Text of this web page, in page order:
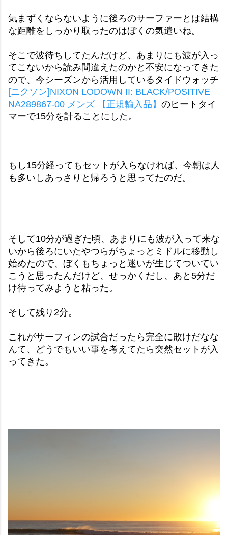
気まずくならないように後ろのサーファーとは結構
な距離をしっかり取ったのはぼくの気遣いね。
そこで波待ちしてたんだけど、あまりにも波が入っ
てこないから読み間違えたのかと不安になってきた
ので、今シーズンから活用しているタイドウォッチ
[ニクソン]NIXON LODOWN II: BLACK/POSITIVE
NA289867-00 メンズ 【正規輸入品】 のヒートタイ
マーで15分を計ることにした。
もし15分経ってもセットが入らなければ、今朝は人
も多いしあっさりと帰ろうと思ってたのだ。
そして10分が過ぎた頃、あまりにも波が入って来な
いから後ろにいたやつらがちょっとミドルに移動し
始めたので、ぼくもちょっと迷いが生じてついてい
こうと思ったんだけど、せっかくだし、あと5分だ
け待ってみようと粘った。
そして残り2分。
これがサーフィンの試合だったら完全に敗けだなな
んて、どうでもいい事を考えてたら突然セットが入
ってきた。